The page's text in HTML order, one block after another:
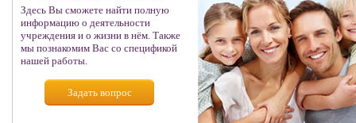
Здесь Вы сможете найти полную
информацию о деятельности
учреждения и о жизни в нём. Также
мы познакомим Вас со спецификой
нашей работы.
Задать вопрос